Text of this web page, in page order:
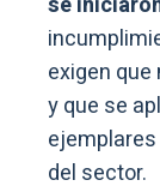
exigen
y que se
del sector.